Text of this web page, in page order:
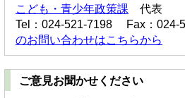
こども・青少年政策課 代表
Tel：024-521-7198 Fax：
のお問い合わせはこちらから
ご意見お聞かせください